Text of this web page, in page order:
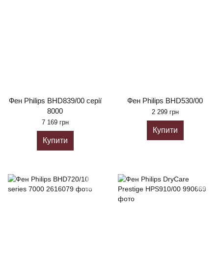
Фен Philips BHD839/00 серії
8000
7 169 грн
Купити
Фен Philips BHD530/00
2 299 грн
Купити